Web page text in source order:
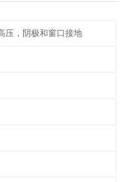
压，阴极和窗口接地